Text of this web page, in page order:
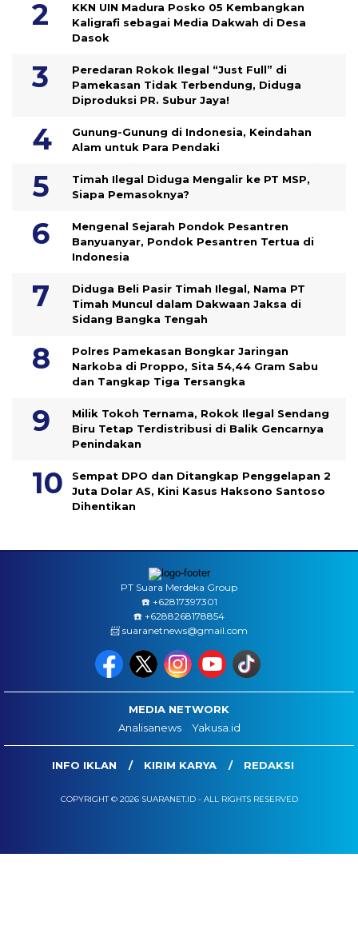
KKN UIN Madura Posko 05 Kembangkan
Kaligrafi sebagai Media Dakwah di Desa
Dasok
Peredaran Rokok Ilegal “Just Full” di
Pamekasan Tidak Terbendung, Diduga
Diproduksi PR. Subur Jaya!
Gunung-Gunung di Indonesia, Keindahan
Alam untuk Para Pendaki
Timah Ilegal Diduga Mengalir ke PT MSP,
Siapa Pemasoknya?
Mengenal Sejarah Pondok Pesantren
Banyuanyar, Pondok Pesantren Tertua di
Indonesia
Diduga Beli Pasir Timah Ilegal, Nama PT
Timah Muncul dalam Dakwaan Jaksa di
Sidang Bangka Tengah
Polres Pamekasan Bongkar Jaringan
Narkoba di Proppo, Sita 54,44 Gram Sabu
dan Tangkap Tiga Tersangka
Milik Tokoh Ternama, Rokok Ilegal Sendang
Biru Tetap Terdistribusi di Balik Gencarnya
Penindakan
Sempat DPO dan Ditangkap Penggelapan 2
Juta Dolar AS, Kini Kasus Haksono Santoso
Dihentikan
PT Suara Merdeka Group
☎️ ‪+62817397301
☎️ +6288268178854
📨 suaranetnews@gmail.com
MEDIA NETWORK
Analisanews
Yakusa.id
INFO IKLAN KIRIM KARYA REDAKSI
COPYRIGHT © 2026 SUARANET.ID - ALL RIGHTS RESERVED